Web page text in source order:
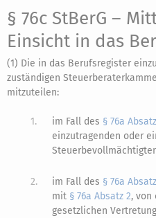
§ 76c StBerG –
Einsicht in das
(1) Die in das Berufsregister
zuständigen
mitzuteilen:
1. im Fall des § 76a
einzutragenden oder
2. im Fall des § 76a
mit § 76a Absatz 2, von
gesetzlichen